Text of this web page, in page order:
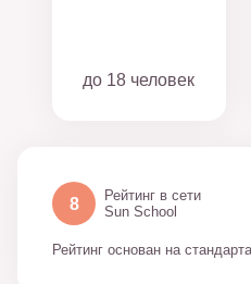
до 18 человек
8
Рейтинг в сети
Sun School
Рейтинг основан на